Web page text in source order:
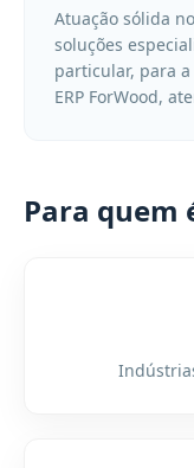
Atuação sólida
soluções
particular, para
ERP ForWood,
Para quem